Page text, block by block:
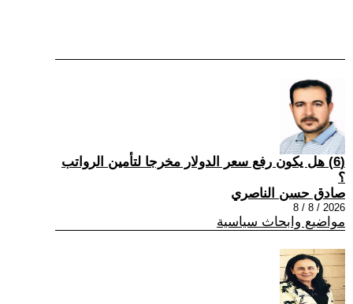
(6) هل يكون رفع سعر الدولار مخرجا لتأمين الرواتب
؟
صادق حسن الناصري
2026 / 8 / 8
مواضيع وابحاث سياسية